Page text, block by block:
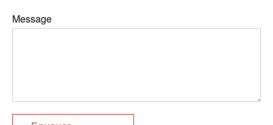
Message